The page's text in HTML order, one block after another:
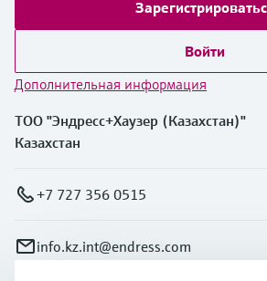
Войти
Дополнительная информация
ТОО "Эндресс+Хаузер (Казахстан)"
Казахстан
+7 727 356 0515
info.kz.int@endress.com